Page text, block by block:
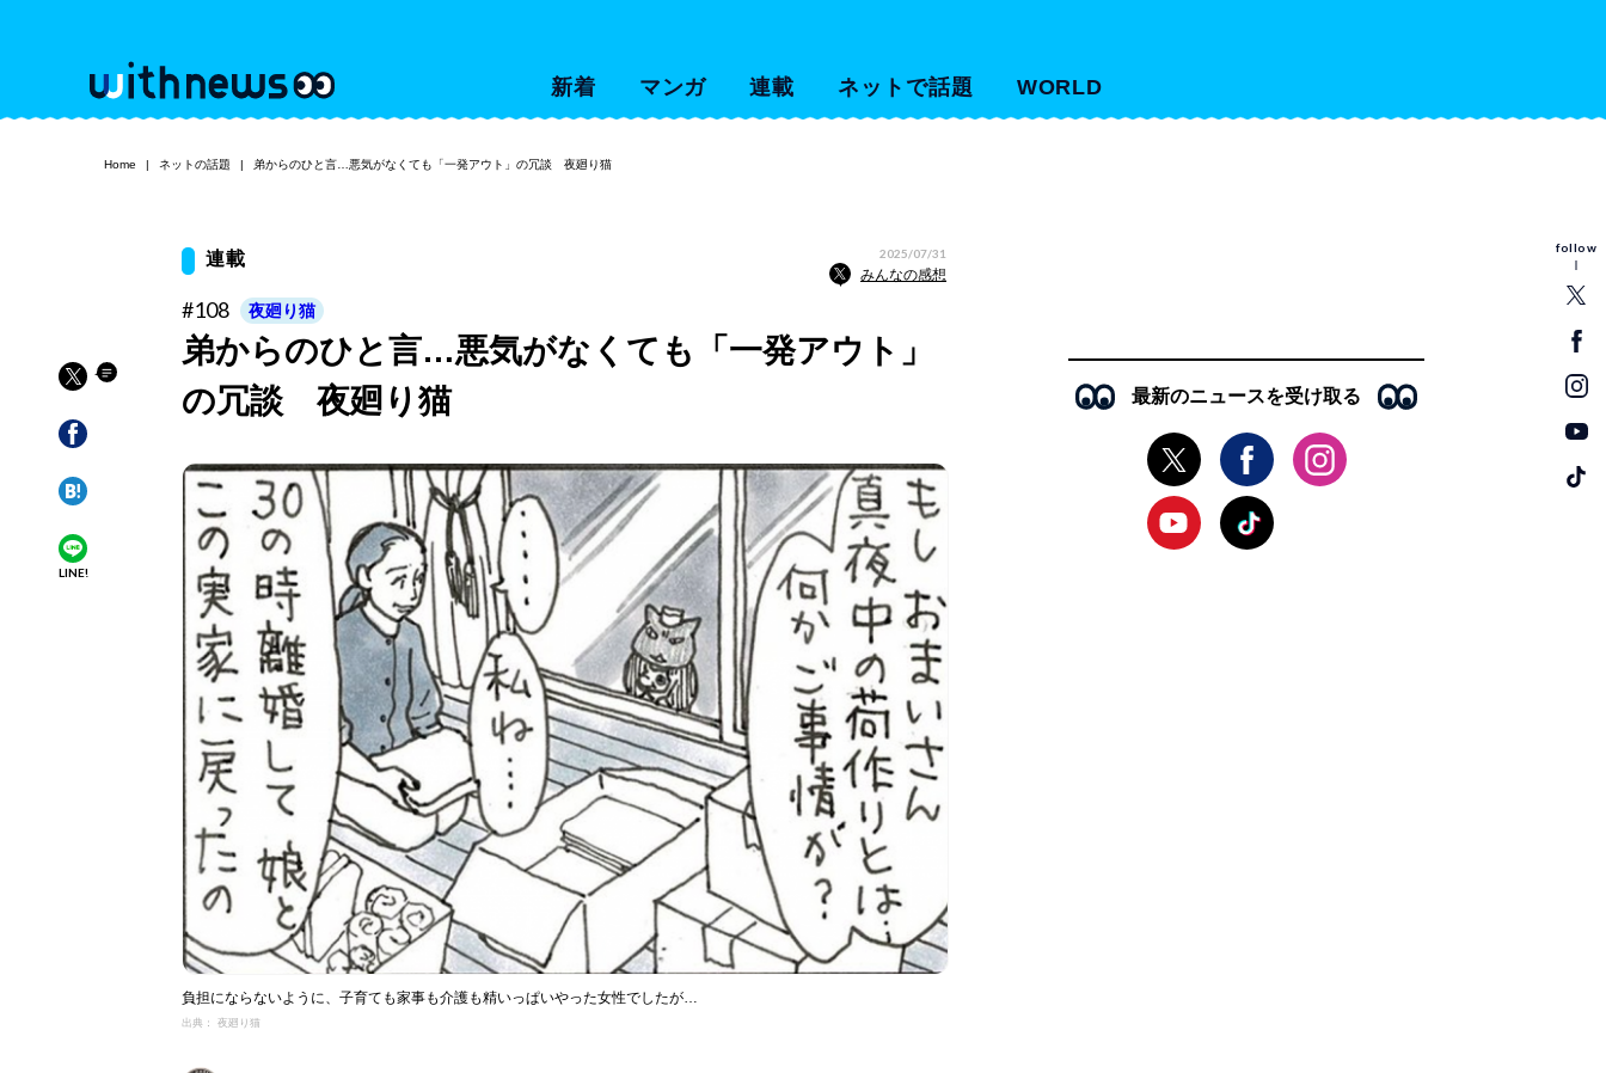
新着 マンガ 連載 ネットで話題 WORLD
follow
Home ネットの話題 弟からのひと言…悪気がなくても「一発アウト」の冗談 夜廻り猫
LINE!
連載 2025/07/31
みんなの感想
#108 夜廻り猫
弟からのひと言…悪気がなくても「一発アウト」
の冗談 夜廻り猫
負担にならないように、子育ても家事も介護も精いっぱいやった女性でしたが…
出典： 夜廻り猫
最新のニュースを受け取る